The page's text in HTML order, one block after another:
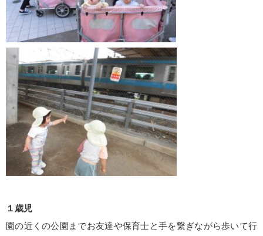
１歳児
園の近くの公園までお友達や保育士と手を繋ぎながら歩いて行